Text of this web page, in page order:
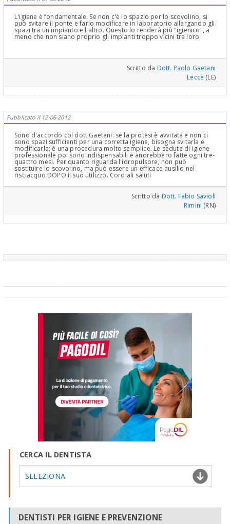
L'igiene è fondamentale. Se non c'è lo spazio per lo scovolino, si
può svitare il ponte e farlo modificare in laboratorio allargando gli
spazi tra un impianto e l'altro. Questo lo renderà più "igienico", a
meno che non siano proprio gli impianti troppo vicini tra loro.
Scritto da Dott. Paolo Gaetani
Lecce (LE)
Pubblicato il 12-06-2012
Sono d'accordo col dott.Gaetani: se la protesi è avvitata e non ci
sono spazi sufficienti per una corretta igiene, bisogna svitarla e
modificarla; è una procedura molto semplice. Le sedute di igiene
professionale poi sono indispensabili e andrebbero fatte ogni tre-
quattro mesi. Per quanto riguarda l'idropulsore, non può
sostituire lo scovolino, ma può essere un efficace ausilio nel
risciacquo DOPO il suo utilizzo. Cordiali saluti
Scritto da Dott. Fabio Savioli
Rimini (RN)
CERCA IL DENTISTA
SELEZIONA
DENTISTI PER IGIENE E PREVENZIONE